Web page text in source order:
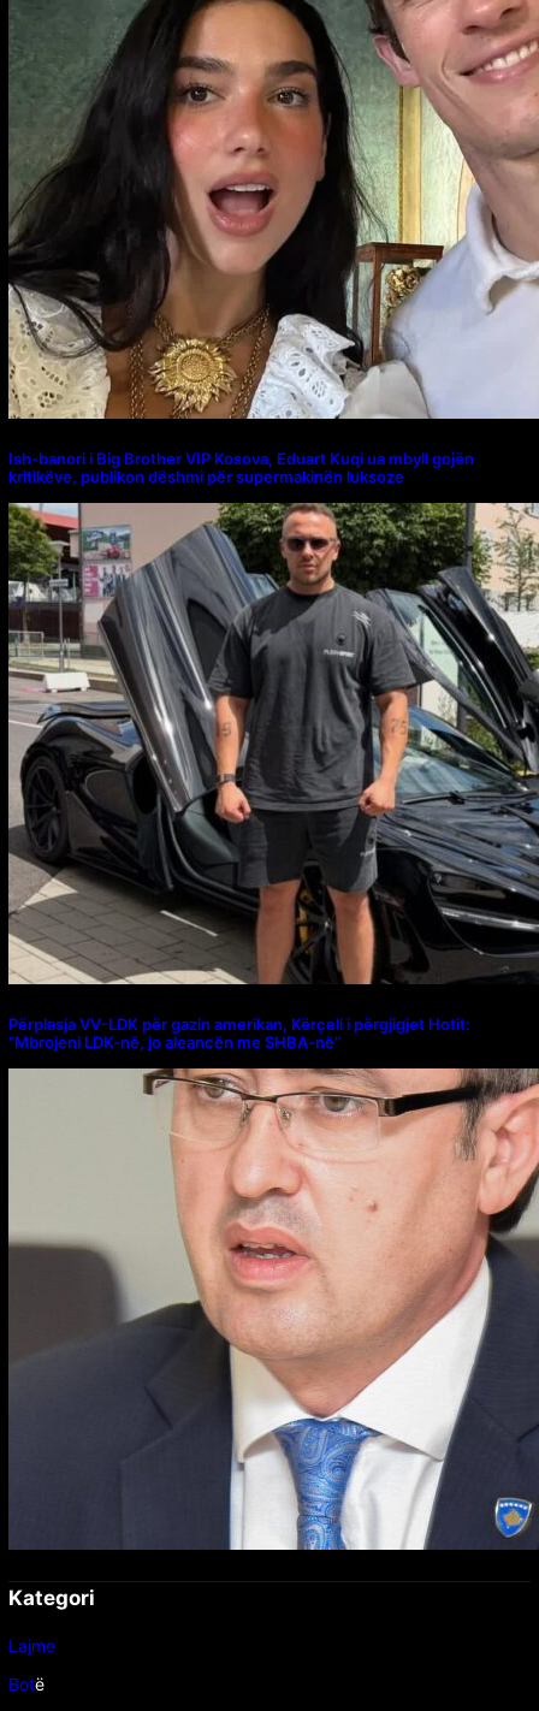
Ish-banori i Big Brother VIP Kosova, Eduart Kuqi ua mbyll gojën
kritikëve, publikon dëshmi për supermakinën luksoze
Përplasja VV-LDK për gazin amerikan, Kërçeli i përgjigjet Hotit:
“Mbrojeni LDK-në, jo aleancën me SHBA-në”
Kategori
Lajme
Botë